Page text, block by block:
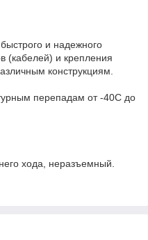
и надежного
(кабелей) и крепления
конструкциям.
перепадам от -40С до
хода, неразъемный.